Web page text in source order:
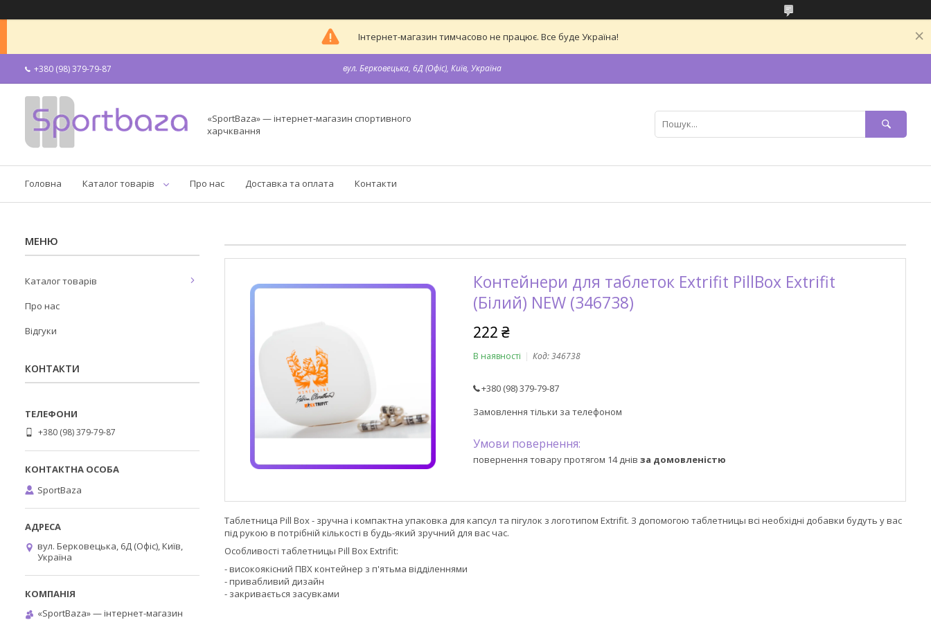
Інтернет-магазин тимчасово не працює. Все буде Україна!
+380 (98) 379-79-87 вул. Берковецька, 6Д (Офіс), Київ, Україна
«SportBaza» — інтернет-магазин спортивного
харчквання
Головна Каталог товарів Про нас Доставка та оплата Контакти
Контейнери для таблеток Extrifit PillBox Extrifit
(Білий) NEW (346738)
222 ₴
В наявності Код:346738
+380 (98) 379-79-87
Замовлення тільки за телефоном
повернення товару протягом 14 днів за домовленістю
Таблетница Pill Box - зручна і компактна упаковка для капсул та пігулок з логотипом Extrifit. З допомогою таблетницы всі необхідні добавки будуть у вас
під рукою в потрібній кількості в будь-який зручний для вас час.
Особливості таблетницы Pill Box Extrifit:
- високоякісний ПВХ контейнер з п'ятьма відділеннями
- привабливий дизайн
- закривається засувками
Каталог товарів
Про нас
Відгуки
КОНТАКТИ
+380 (98) 379-79-87
SportBaza
вул. Берковецька, 6Д (Офіс), Київ,
Україна
«SportBaza» — інтернет-магазин